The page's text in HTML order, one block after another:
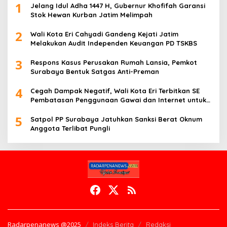
1
Jelang Idul Adha 1447 H, Gubernur Khofifah Garansi
Stok Hewan Kurban Jatim Melimpah
2
Wali Kota Eri Cahyadi Gandeng Kejati Jatim
Melakukan Audit Independen Keuangan PD TSKBS
3
Respons Kasus Perusakan Rumah Lansia, Pemkot
Surabaya Bentuk Satgas Anti-Preman
4
Cegah Dampak Negatif, Wali Kota Eri Terbitkan SE
Pembatasan Penggunaan Gawai dan Internet untuk
5
Satpol PP Surabaya Jatuhkan Sanksi Berat Oknum
Anggota Terlibat Pungli
Radarpenanews @2025 Indeks Berita Redaksi